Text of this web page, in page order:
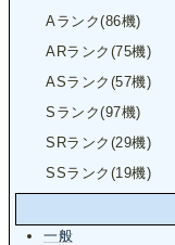
Aランク(86機)
ARランク(75機)
ASランク(57機)
Sランク(97機)
SRランク(29機)
SSランク(19機)
一般